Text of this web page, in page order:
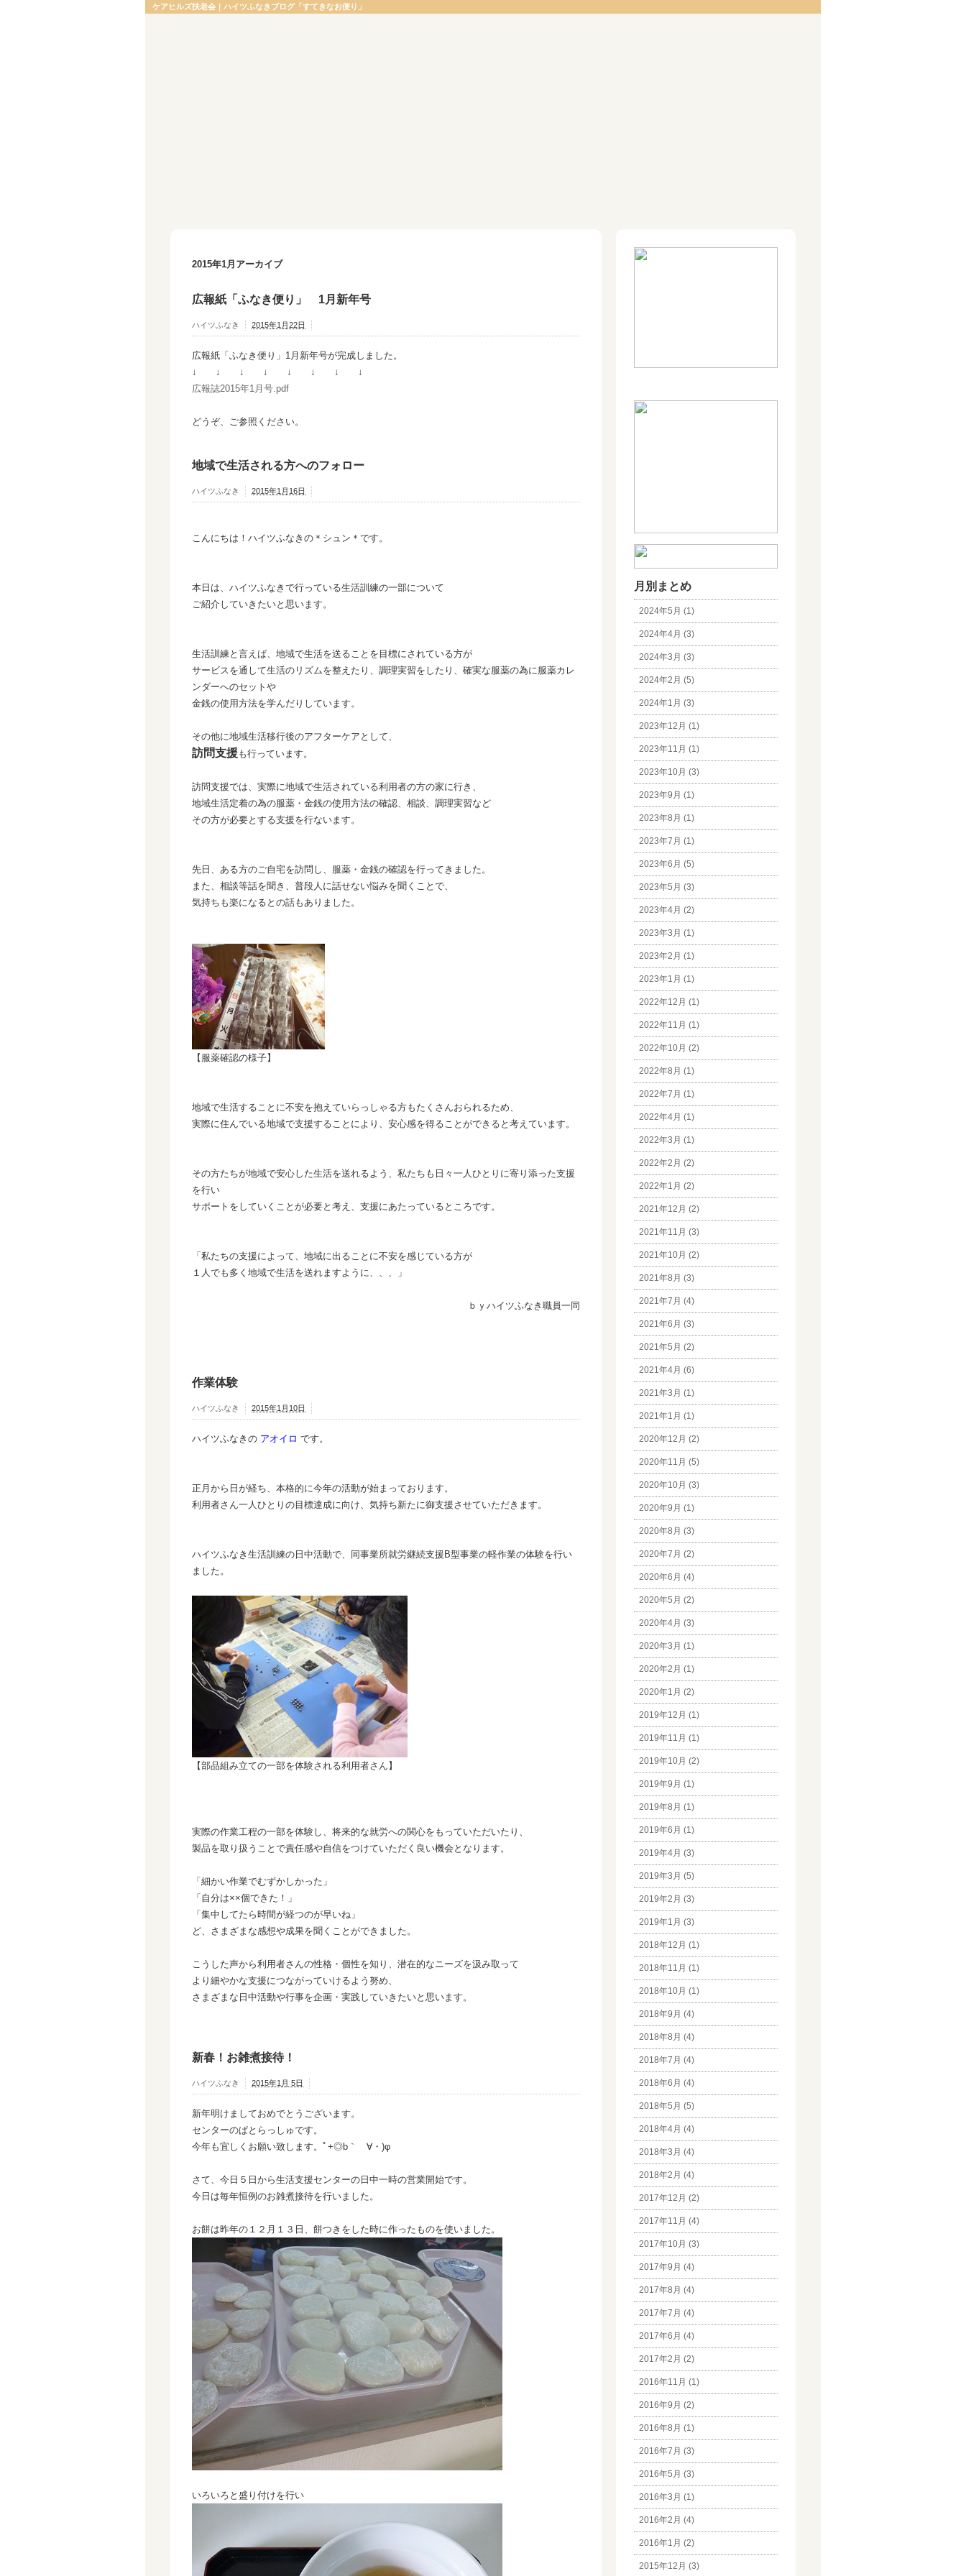
ケアヒルズ扶老会｜ハイツふなきブログ「すてきなお便り」
2015年1月アーカイブ
広報紙「ふなき便り」 1月新年号
ハイツふなき 2015年1月22日
広報紙「ふなき便り」1月新年号が完成しました。
↓ ↓ ↓ ↓ ↓ ↓ ↓ ↓
広報誌2015年1月号.pdf
どうぞ、ご参照ください。
地域で生活される方へのフォロー
ハイツふなき 2015年1月16日
こんにちは！ハイツふなきの＊シュン＊です。
本日は、ハイツふなきで行っている生活訓練の一部について
ご紹介していきたいと思います。
生活訓練と言えば、地域で生活を送ることを目標にされている方が
サービスを通して生活のリズムを整えたり、調理実習をしたり、確実な服薬の為に服薬カレ
ンダーへのセットや
金銭の使用方法を学んだりしています。
その他に地域生活移行後のアフターケアとして、
訪問支援も行っています。
訪問支援では、実際に地域で生活されている利用者の方の家に行き、
地域生活定着の為の服薬・金銭の使用方法の確認、相談、調理実習など
その方が必要とする支援を行ないます。
先日、ある方のご自宅を訪問し、服薬・金銭の確認を行ってきました。
また、相談等話を聞き、普段人に話せない悩みを聞くことで、
気持ちも楽になるとの話もありました。
【服薬確認の様子】
地域で生活することに不安を抱えていらっしゃる方もたくさんおられるため、
実際に住んでいる地域で支援することにより、安心感を得ることができると考えています。
その方たちが地域で安心した生活を送れるよう、私たちも日々一人ひとりに寄り添った支援
を行い
サポートをしていくことが必要と考え、支援にあたっているところです。
「私たちの支援によって、地域に出ることに不安を感じている方が
１人でも多く地域で生活を送れますように、、、」
ｂｙハイツふなき職員一同
作業体験
ハイツふなき 2015年1月10日
ハイツふなきの アオイロ です。
正月から日が経ち、本格的に今年の活動が始まっております。
利用者さん一人ひとりの目標達成に向け、気持ち新たに御支援させていただきます。
ハイツふなき生活訓練の日中活動で、同事業所就労継続支援B型事業の軽作業の体験を行い
ました。
【部品組み立ての一部を体験される利用者さん】
実際の作業工程の一部を体験し、将来的な就労への関心をもっていただいたり、
製品を取り扱うことで責任感や自信をつけていただく良い機会となります。
「細かい作業でむずかしかった」
「自分は××個できた！」
「集中してたら時間が経つのが早いね」
ど、さまざまな感想や成果を聞くことができました。
こうした声から利用者さんの性格・個性を知り、潜在的なニーズを汲み取って
より細やかな支援につながっていけるよう努め、
さまざまな日中活動や行事を企画・実践していきたいと思います。
新春！お雑煮接待！
ハイツふなき 2015年1月 5日
新年明けましておめでとうございます。
センターのぱとらっしゅです。
今年も宜しくお願い致します。ﾟ+◎b｀ゝ∀・)φ
さて、今日５日から生活支援センターの日中一時の営業開始です。
今日は毎年恒例のお雑煮接待を行いました。
お餅は昨年の１２月１３日、餅つきをした時に作ったものを使いました。
いろいろと盛り付けを行い
月別まとめ
2024年5月 (1)
2024年4月 (3)
2024年3月 (3)
2024年2月 (5)
2024年1月 (3)
2023年12月 (1)
2023年11月 (1)
2023年10月 (3)
2023年9月 (1)
2023年8月 (1)
2023年7月 (1)
2023年6月 (5)
2023年5月 (3)
2023年4月 (2)
2023年3月 (1)
2023年2月 (1)
2023年1月 (1)
2022年12月 (1)
2022年11月 (1)
2022年10月 (2)
2022年8月 (1)
2022年7月 (1)
2022年4月 (1)
2022年3月 (1)
2022年2月 (2)
2022年1月 (2)
2021年12月 (2)
2021年11月 (3)
2021年10月 (2)
2021年8月 (3)
2021年7月 (4)
2021年6月 (3)
2021年5月 (2)
2021年4月 (6)
2021年3月 (1)
2021年1月 (1)
2020年12月 (2)
2020年11月 (5)
2020年10月 (3)
2020年9月 (1)
2020年8月 (3)
2020年7月 (2)
2020年6月 (4)
2020年5月 (2)
2020年4月 (3)
2020年3月 (1)
2020年2月 (1)
2020年1月 (2)
2019年12月 (1)
2019年11月 (1)
2019年10月 (2)
2019年9月 (1)
2019年8月 (1)
2019年6月 (1)
2019年4月 (3)
2019年3月 (5)
2019年2月 (3)
2019年1月 (3)
2018年12月 (1)
2018年11月 (1)
2018年10月 (1)
2018年9月 (4)
2018年8月 (4)
2018年7月 (4)
2018年6月 (4)
2018年5月 (5)
2018年4月 (4)
2018年3月 (4)
2018年2月 (4)
2017年12月 (2)
2017年11月 (4)
2017年10月 (3)
2017年9月 (4)
2017年8月 (4)
2017年7月 (4)
2017年6月 (4)
2017年2月 (2)
2016年11月 (1)
2016年9月 (2)
2016年8月 (1)
2016年7月 (3)
2016年5月 (3)
2016年3月 (1)
2016年2月 (4)
2016年1月 (2)
2015年12月 (3)